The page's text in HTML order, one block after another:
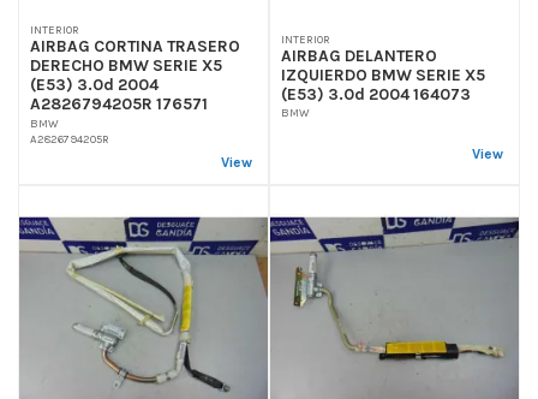
INTERIOR
AIRBAG CORTINA TRASERO
DERECHO BMW SERIE X5
(E53) 3.0d 2004
A2826794205R 176571
BMW
A2826794205R
View
INTERIOR
AIRBAG DELANTERO
IZQUIERDO BMW SERIE X5
(E53) 3.0d 2004 164073
BMW
View